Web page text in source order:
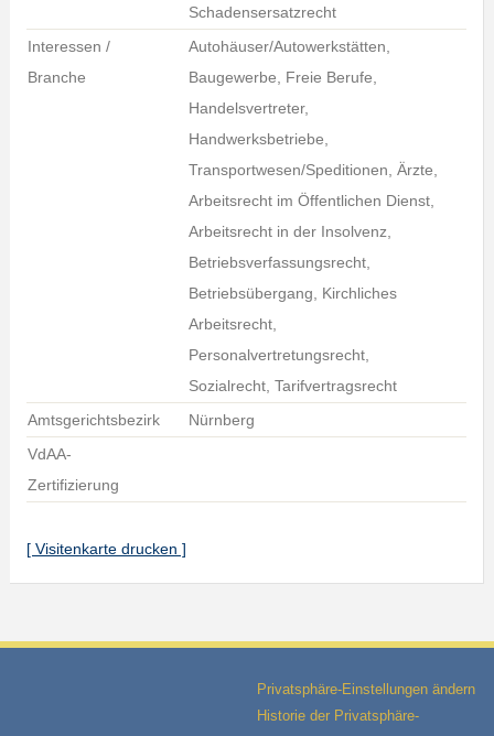
Schadensersatzrecht
Interessen /
Branche
Autohäuser/Autowerkstätten,
Baugewerbe, Freie Berufe,
Handelsvertreter,
Handwerksbetriebe,
Transportwesen/Speditionen, Ärzte,
Arbeitsrecht im Öffentlichen Dienst,
Arbeitsrecht in der Insolvenz,
Betriebsverfassungsrecht,
Betriebsübergang, Kirchliches
Arbeitsrecht,
Personalvertretungsrecht,
Sozialrecht, Tarifvertragsrecht
Amtsgerichtsbezirk
Nürnberg
VdAA-
Zertifizierung
[ Visitenkarte drucken ]
Privatsphäre-Einstellungen ändern
Historie der Privatsphäre-